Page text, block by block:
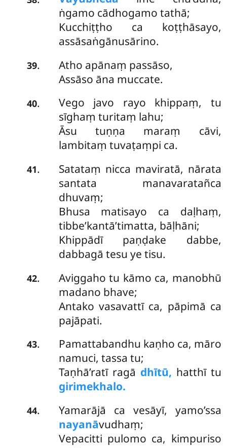
ṅgamo cādhogamo tathā;
Kucchiṭṭho ca koṭṭhāsayo,
assāsaṅgānusārino.
39.
Atho apānaṃ passāso,
Assāso āna muccate.
40.
Vego javo rayo khippaṃ, tu
sīghaṃ turitaṃ lahu;
Āsu tuṇṇa maraṃ cāvi,
lambitaṃ tuvaṭaṃpi ca.
41.
Satataṃ nicca maviratā, nārata
santata manavaratañca
dhuvaṃ;
Bhusa matisayo ca daḷhaṃ,
tibbe’kantā’timatta, bāḷhāni;
Khippādī paṇḍake dabbe,
dabbagā tesu ye tisu.
42.
Aviggaho tu kāmo ca, manobhū
madano bhave;
Antako vasavattī ca, pāpimā ca
pajāpati.
43.
Pamattabandhu kaṇho ca, māro
namuci, tassa tu;
Taṇhā’ratī ragā dhītū, hatthī tu
girimekhalo.
44.
Yamarājā ca vesāyī, yamo’ssa
nayanāvudhaṃ;
Vepacitti pulomo ca, kimpuriso